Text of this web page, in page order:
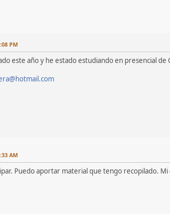
PM
este año y he estado estudiando en presencial
AM
Puedo aportar material que tengo recopilado. Mi